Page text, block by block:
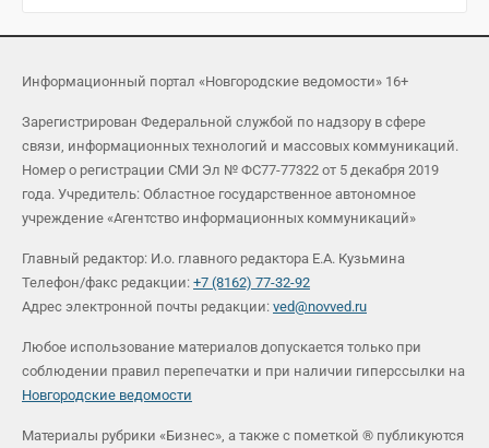
Информационный портал «Новгородские ведомости» 16+
Зарегистрирован Федеральной службой по надзору в сфере
связи, информационных технологий и массовых коммуникаций.
Номер о регистрации СМИ Эл № ФС77-77322 от 5 декабря 2019
года. Учредитель: Областное государственное автономное
учреждение «Агентство информационных коммуникаций»
Главный редактор: И.о. главного редактора Е.А. Кузьмина
Телефон/факс редакции: +7 (8162) 77-32-92
Адрес электронной почты редакции: ved@novved.ru
Любое использование материалов допускается только при
соблюдении правил перепечатки и при наличии гиперссылки на
Новгородские ведомости
Материалы рубрики «Бизнес», а также с пометкой ® публикуются